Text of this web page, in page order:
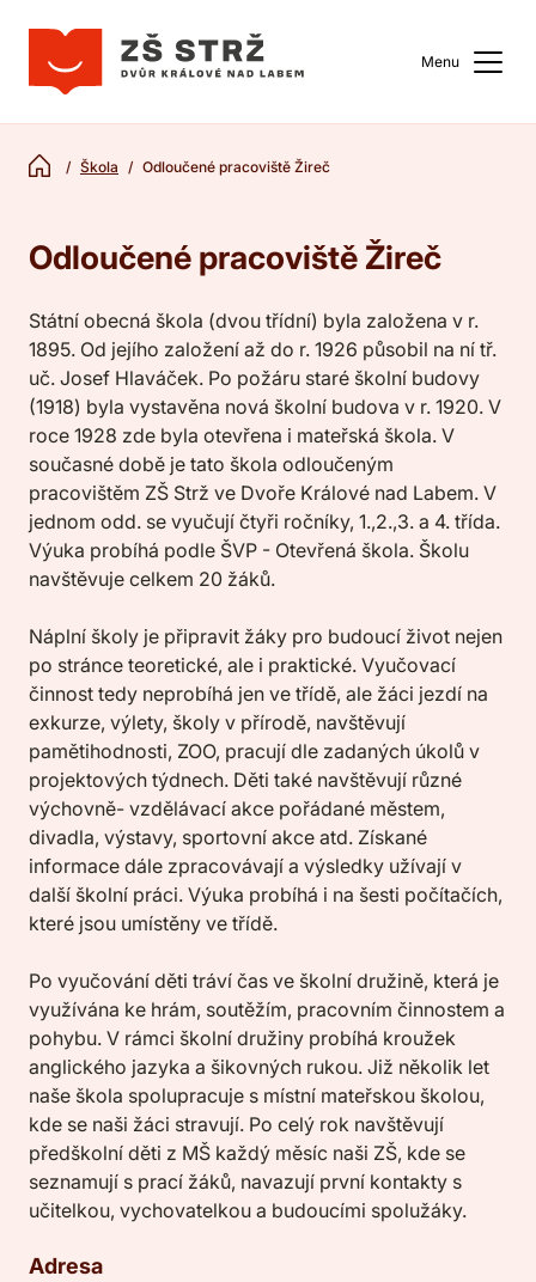
Menu
Škola Odloučené pracoviště Žireč
Odloučené pracoviště Žireč
Státní obecná škola (dvou třídní) byla založena v r.
1895. Od jejího založení až do r. 1926 působil na ní tř.
uč. Josef Hlaváček. Po požáru staré školní budovy
(1918) byla vystavěna nová školní budova v r. 1920. V
roce 1928 zde byla otevřena i mateřská škola. V
současné době je tato škola odloučeným
pracovištěm ZŠ Strž ve Dvoře Králové nad Labem. V
jednom odd. se vyučují čtyři ročníky, 1.,2.,3. a 4. třída.
Výuka probíhá podle ŠVP - Otevřená škola. Školu
navštěvuje celkem 20 žáků.
Náplní školy je připravit žáky pro budoucí život nejen
po stránce teoretické, ale i praktické. Vyučovací
činnost tedy neprobíhá jen ve třídě, ale žáci jezdí na
exkurze, výlety, školy v přírodě, navštěvují
pamětihodnosti, ZOO, pracují dle zadaných úkolů v
projektových týdnech. Děti také navštěvují různé
výchovně- vzdělávací akce pořádané městem,
divadla, výstavy, sportovní akce atd. Získané
informace dále zpracovávají a výsledky užívají v
další školní práci. Výuka probíhá i na šesti počítačích,
které jsou umístěny ve třídě.
Po vyučování děti tráví čas ve školní družině, která je
využívána ke hrám, soutěžím, pracovním činnostem a
pohybu. V rámci školní družiny probíhá kroužek
anglického jazyka a šikovných rukou. Již několik let
naše škola spolupracuje s místní mateřskou školou,
kde se naši žáci stravují. Po celý rok navštěvují
předškolní děti z MŠ každý měsíc naši ZŠ, kde se
seznamují s prací žáků, navazují první kontakty s
učitelkou, vychovatelkou a budoucími spolužáky.
Adresa